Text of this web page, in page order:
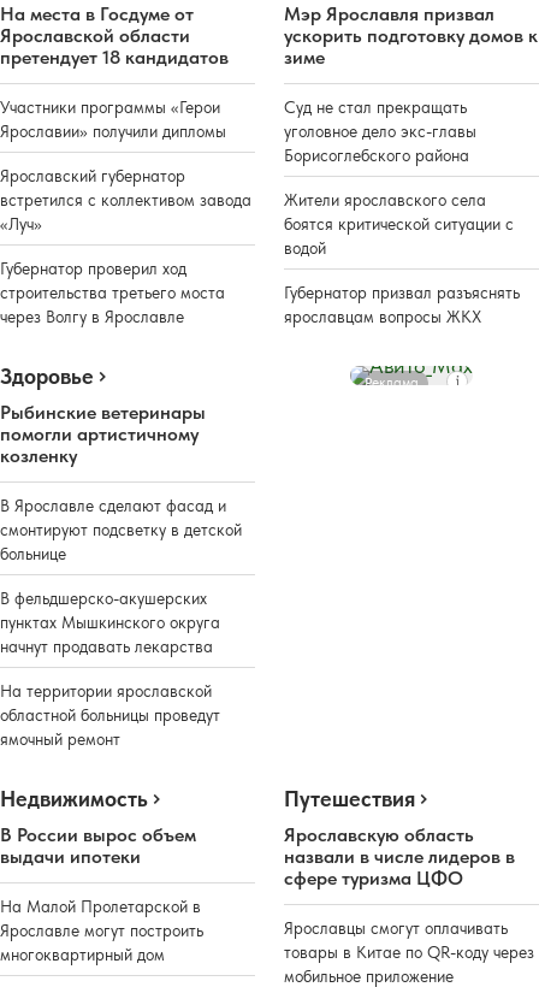
На места в Госдуме от
Ярославской области
претендует 18 кандидатов
Участники программы «Герои
Ярославии» получили дипломы
Ярославский губернатор
встретился с коллективом завода
«Луч»
Губернатор проверил ход
строительства третьего моста
через Волгу в Ярославле
Мэр Ярославля призвал
ускорить подготовку домов к
зиме
Суд не стал прекращать
уголовное дело экс-главы
Борисоглебского района
Жители ярославского села
боятся критической ситуации с
водой
Губернатор призвал разъяснять
ярославцам вопросы ЖКХ
Здоровье
Рыбинские ветеринары
помогли артистичному
козленку
В Ярославле сделают фасад и
смонтируют подсветку в детской
больнице
В фельдшерско-акушерских
пунктах Мышкинского округа
начнут продавать лекарства
На территории ярославской
областной больницы проведут
ямочный ремонт
Реклама
Недвижимость
В России вырос объем
выдачи ипотеки
На Малой Пролетарской в
Ярославле могут построить
многоквартирный дом
Путешествия
Ярославскую область
назвали в числе лидеров в
сфере туризма ЦФО
Ярославцы смогут оплачивать
товары в Китае по QR-коду через
мобильное приложение